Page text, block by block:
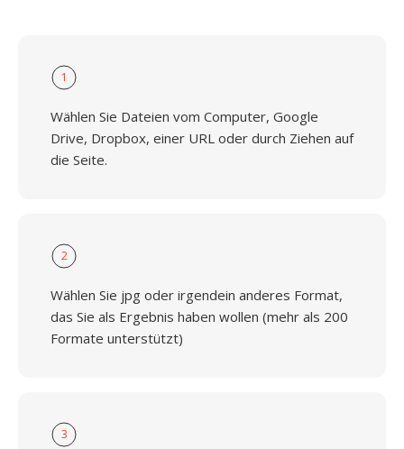
1
Wählen Sie Dateien vom Computer, Google
Drive, Dropbox, einer URL oder durch Ziehen auf
die Seite.
2
Wählen Sie jpg oder irgendein anderes Format,
das Sie als Ergebnis haben wollen (mehr als 200
Formate unterstützt)
3